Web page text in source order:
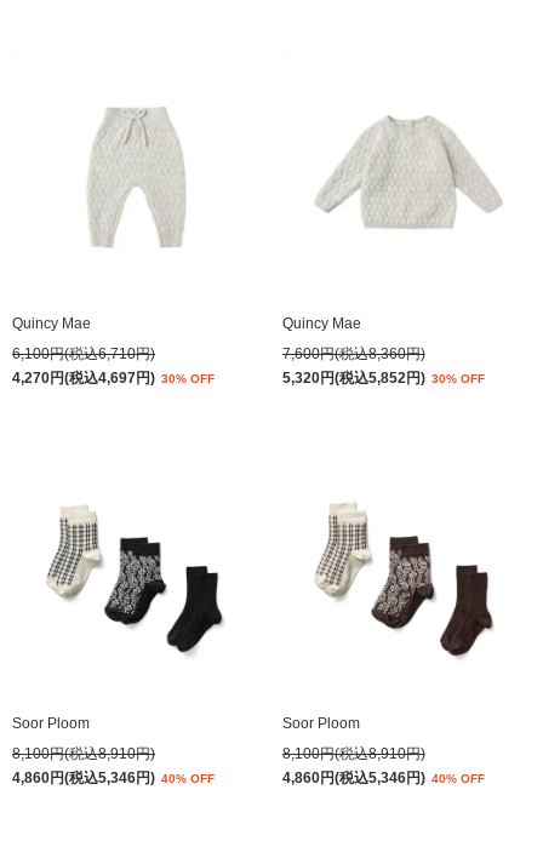
Quincy Mae
6,100円(税込6,710円)
4,270円(税込4,697円) 30% OFF
Quincy Mae
7,600円(税込8,360円)
5,320円(税込5,852円) 30% OFF
Soor Ploom
8,100円(税込8,910円)
4,860円(税込5,346円) 40% OFF
Soor Ploom
8,100円(税込8,910円)
4,860円(税込5,346円) 40% OFF